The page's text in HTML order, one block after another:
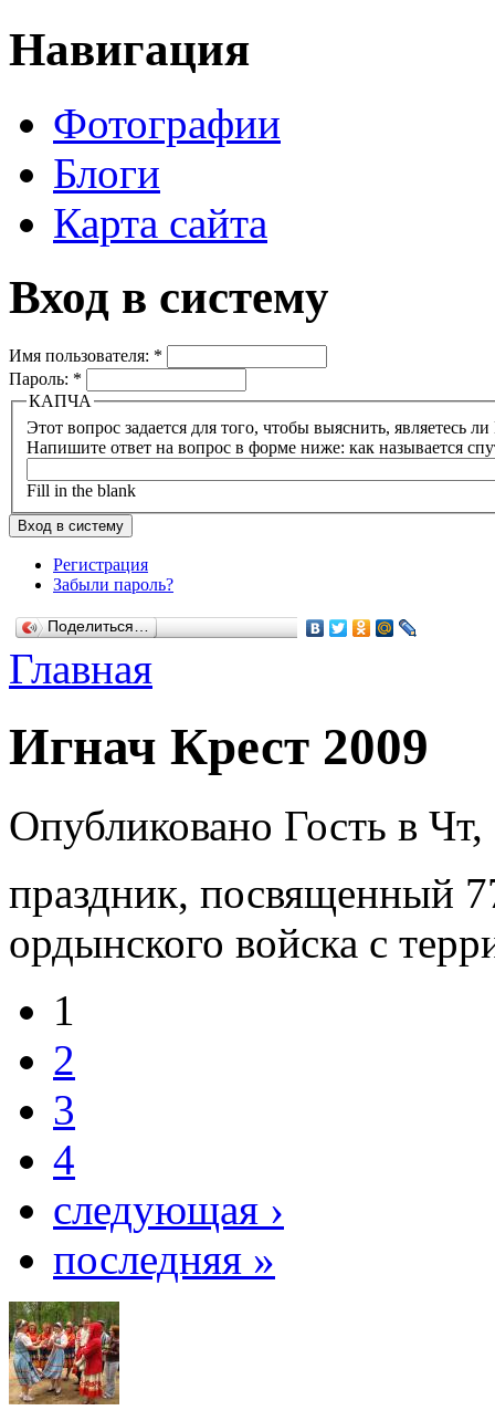
Навигация
Фотографии
Блоги
Карта сайта
Вход в систему
Имя пользователя: *
Пароль: *
КАПЧА
Напишите ответ на вопрос в форме ниже: как называется
Fill in the blank
Регистрация
Забыли пароль?
Поделиться…
Главная
Игнач Крест 2009
Опубликовано Гость в
праздник, посвященный
ордынского войска с
1
2
3
4
следующая ›
последняя »